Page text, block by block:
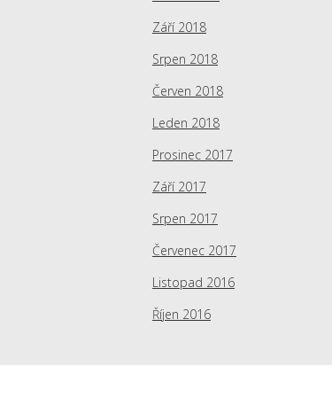
Září 2018
Srpen 2018
Červen 2018
Leden 2018
Prosinec 2017
Září 2017
Srpen 2017
Červenec 2017
Listopad 2016
Říjen 2016